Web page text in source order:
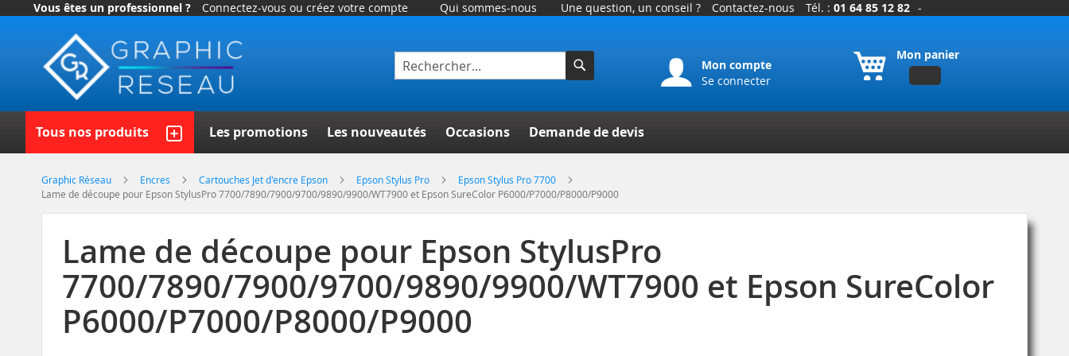
Vous êtes un professionnel ? Connectez-vous ou créez votre compte Qui sommes-nous Une question, un conseil ? Contactez-nous Tél. : 01 64 85 12 82 -
Allez
contenu
Mon panier
Mon compte
Se connecter
Tous nos produits Les promotions Les nouveautés Occasions Demande de devis
Graphic Réseau Encres Cartouches Jet d'encre Epson Epson Stylus Pro
Epson Stylus Pro 7700
Lame de découpe pour Epson StylusPro 7700/7890/7900/9700/9890/9900/WT7900 et Epson SureColor P6000/P7000/P8000/P9000
Lame de découpe pour Epson StylusPro
7700/7890/7900/9700/9890/9900/WT7900 et Epson SureColor
P6000/P7000/P8000/P9000